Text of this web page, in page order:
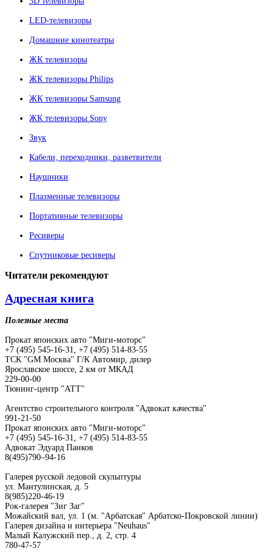
LED-телевизоры
Домашние кинотеатры
ЖК телевизоры
ЖК телевизоры Philips
ЖК телевизоры Samsung
ЖК телевизоры Sony
Звук
Кабели, переходники, разветвители
Наушники
Плазменные телевизоры
Портативные телевизоры
Ресиверы
Спутниковые ресиверы
Читатели рекомендуют
Адресная книга
Полезные места
Прокат японских авто "Миги-моторс"
+7 (495) 545-16-31, +7 (495) 514-83-55
ТСК "GM Москва" Г/К Автомир, дилер
Ярославское шоссе, 2 км от МКАД
229-00-00
Тюнинг-центр "АТТ"
Агентство строительного контроля "Адвокат качества"
991-21-50
Прокат японских авто "Миги-моторс"
+7 (495) 545-16-31, +7 (495) 514-83-55
Адвокат Эдуард Панков
8(495)790–94-16
Галерея русской ледовой скульптуры
ул. Мантулинская, д. 5
8(985)220-46-19
Рок-галерея "Зиг Заг"
Можайский вал, ул. 1 (м. "Арбатская" Арбатско-Покровской линии)
Галерея дизайна и интерьера "Neuhaus"
Малый Калужский пер., д. 2, стр. 4
780-47-57